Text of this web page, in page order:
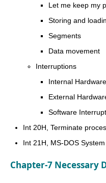
Let me keep my
Storing and
Segments
Data movement
Interruptions
Internal
External
Software
Int 20H, Terminate
Int 21H, MS-DOS
Chapter-7 Necessary